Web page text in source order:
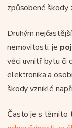
způsobené škody
Druhým
nemovitostí, je
věci uvnitř bytu či
elektronika a
škody vzniklé
Často je s těmito